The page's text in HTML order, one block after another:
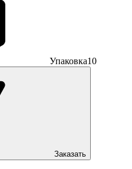
Упаковка10
Заказать